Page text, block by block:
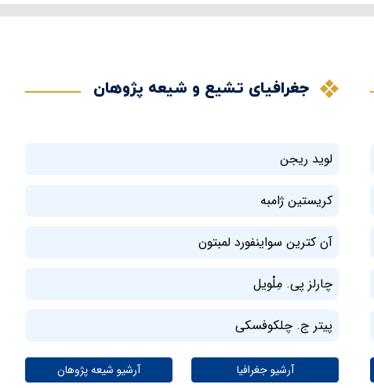
جغرافیای تشیع و شیعه پژوهان
لوید ریجن
کریستین ژامبه
آن کترین سواینفورد لمبتون
چارلز پی. مِلْویل
پیتر ج. چلکوفسکی
آرشیو جغرافیا آرشیو شیعه پژوهان